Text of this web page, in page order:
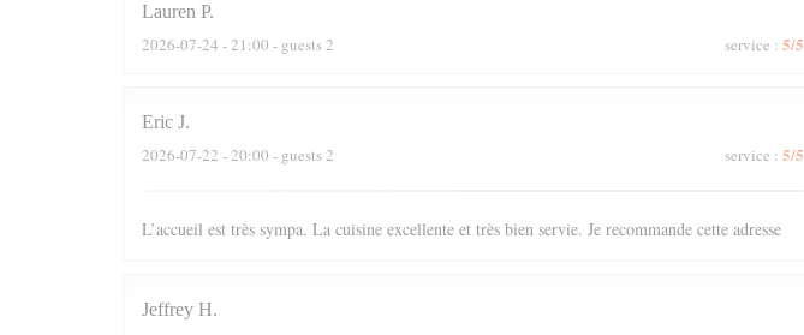
Lauren P
2026-07-24 - 21:00 - guests 2 service : 5/5
Eric J
2026-07-22 - 20:00 - guests 2 service : 5/5
L’accueil est très sympa. La cuisine excellente et très bien servie. Je recommande cette adresse
Jeffrey H